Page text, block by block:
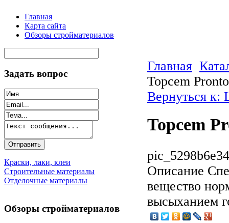
Главная
Карта сайта
Обзоры стройматериалов
Задать вопрос
Краски, лаки, клеи
Строительные материалы
Отделочные материалы
Обзоры стройматериалов
Главная
Topcem
Вернуться к:
Topcem
Описание
вещество
высыханием